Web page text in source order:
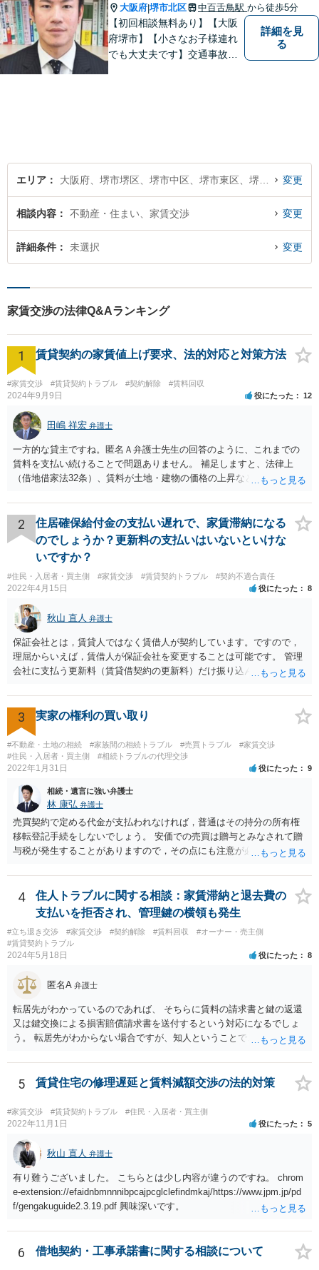
分】【分割払い・法テラス利
用もご相談下さい】
大阪府|堺市北区 中百舌鳥駅 から徒歩5分
【初回相談無料あり】【大阪
府堺市】【小さなお子様連れ
でも大丈夫です】交通事故、
詳細を見
る
エリア 変更
相談内容 不動産・住まい、家賃交渉 変更
詳細条件 未選択 変更
家賃交渉の法律Q&Aランキング
1 賃貸契約の家賃値上げ要求、法的対応と対策方法
#家賃交渉 #賃貸契約トラブル #契約解除 #賃料回収
2024年9月9日 役にたった 12
田嶋 祥宏 弁護士
一方的な貸主ですね。匿名Ａ弁護士先生の回答のように、これまでの
賃料を支払い続けることで問題ありません。 補足しますと、法律上
（借地借家法32条）、賃料が土地・建物の価格の上昇などの経済事情
は、「契約条件にかかわらず」、当事者は賃料の増減を請求できる、
とされています。 「不相当」かどうかは、貸主から、近隣相場の上昇
を示す同種賃貸物件の根拠資料などを提示してもらわないと判断でき
ませんよね。ご相談者様のケースでは、こうした資料が示されていな
いと思われることと、１０％が相当がどうかが分からないので、「不
相当」という判断ができないから賃料増額には応じないという主張が
できます。 なお、賃貸借契約書には「家賃の変更は貸主・借主間の合
意の上で行う」という特約があるとのことですが、最高裁判例（S56.
4.20）では、このような特約があっても協議を経ない増額請求も有効
とされているため（本当に賃料が不相当であれば特約に拘束されるの
は不合理だからという考え方です。「契約条件にかかわらず」とはそ
ういう意味です。）、契約違反だから増額には応じないという理論で
はなく、上記のとおり、「不相当」かどうかが判断できないから、と
合、増額を正当とする判決が確定するまでは相当な賃料（※現在の賃
料）を支払えば足りる、とされています。 もし、貸主が「現在の賃料
なら受け取らない」などと言った場合は、最寄りの法務局に現在の賃
料を供託してください。賃料を支払わないと契約が解除される可能性
がありますので、注意が必要です。
2
住居確保給付金の支払い遅れで、家賃滞納になる
のでしょうか？更新料の支払いはいないといけな
いですか？
#住民・入居者・買主側 #家賃交渉 #賃貸契約トラブル #契約不適合責任
2022年4月15日 役にたった 8
秋山 直人 弁護士
保証会社とは，賃貸人ではなく賃借人が契約しています。ですので，
理屈からいえば，賃借人が保証会社を変更することは可能です。 管理
会社に支払う更新料（賃貸借契約の更新料）だけ振り込んで，保証会
ば，その保証会社との契約は更新されません。 ただ，賃貸人との賃貸
借契約書上で，賃貸借契約期間中，保証会社との保証契約をする義務
が規定されている場合があり，「賃貸人指定の」保証会社との契約が
義務付けられている場合もあり得ます。この場合には，賃貸人指定以
外の保証会社とは契約できないことになります。そのような縛りがな
ければ，別の保証会社との契約に変更できる可能性もあります。 まず
は賃貸借契約書の規定を確認する必要があります。
3 実家の権利の買い取り
#不動産・土地の相続 #家族間の相続トラブル #売買トラブル
#家賃交渉
#住民・入居者・買主側
#相続トラブルの代理交渉
2022年1月31日 役にたった 9
相続・遺言に強い弁護士
林 康弘 弁護士
売買契約で定める代金が支払われなければ，普通はその持分の所有権
移転登記手続をしないでしょう。 安価での売買は贈与とみなされて贈
与税が発生することがありますので，その点にも注意が必要です。 い
まれることをおすすめします。
4
住人トラブルに関する相談：家賃滞納と退去費の
支払いを拒否され、管理鍵の横領も発生
#立ち退き交渉 #家賃交渉 #契約解除 #賃料回収
#オーナー・売主側
#賃貸契約トラブル
2024年5月18日 役にたった 8
匿名A 弁護士
転居先がわかっているのであれば、 そちらに賃料の請求書と鍵の返還
又は鍵交換による損害賠償請求書を送付するという対応になるでしょ
う。 転居先がわからない場合ですが、知人ということで、連絡がつく
で、適切な対応が望めない場合は、債権回収を弁護士に依頼すること
をご検討ください。
5 賃貸住宅の修理遅延と賃料減額交渉の法的対策
#家賃交渉 #賃貸契約トラブル #住民・入居者・買主側
2022年11月1日 役にたった 5
秋山 直人 弁護士
有り難うございました。 こちらとは少し内容が違うのですね。 chrom
e-extension://efaidnbmnnnibpcajpcglclefindmkaj/https://www.jpm.jp/pd
f/gengakuguide2.3.19.pdf 興味深いです。
6 借地契約・工事承諾書に関する相談について